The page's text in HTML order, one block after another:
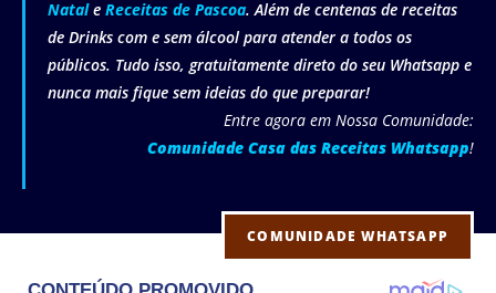
Natale Receitas de Pascoa. Além de centenas de receitas
de Drinks com e sem álcool para atender a todos os
públicos. Tudo isso, gratuitamente direto do seu Whatsapp e
nunca mais fique sem ideias do que preparar!
Entre agora em Nossa Comunidade:
Comunidade Casa das Receitas Whatsapp!
COMUNIDADE WHATSAPP